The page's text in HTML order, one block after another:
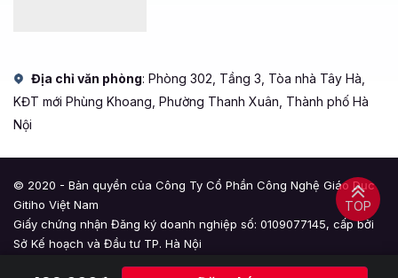
TOP
Địa chỉ văn phòng: Phòng 302, Tầng 3, Tòa nhà Tây Hà,
KĐT mới Phùng Khoang, Phường Thanh Xuân, Thành phố Hà
Nội
© 2020 - Bản quyền của Công Ty Cổ Phần Công Nghệ Giáo Dục
Gitiho Việt Nam
Giấy chứng nhận Đăng ký doanh nghiệp số: 0109077145, cấp bởi
Sở Kế hoạch và Đầu tư TP. Hà Nội
Giấy phép mạng xã hội số: 588, cấp bởi Bộ Thông tin và Truyền